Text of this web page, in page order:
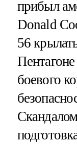
прибыл
Donald
56
боевого